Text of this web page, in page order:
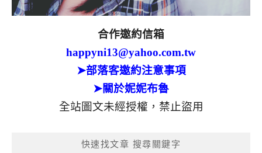
合作邀約信箱
happyni13@yahoo.com.tw
➤部落客邀約注意事項
➤關於妮妮布魯
全站圖文未經授權，禁止盜用
快速找文章 搜尋關鍵字